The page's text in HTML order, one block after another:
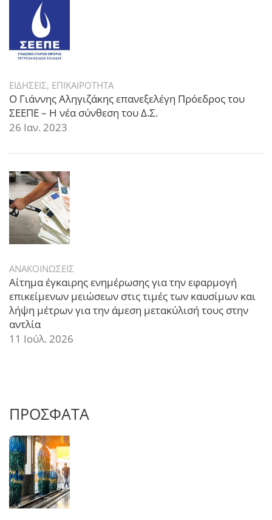
ΕΙΔΗΣΕΙΣ, ΕΠΙΚΑΙΡΟΤΗΤΑ
Ο Γιάννης Αληγιζάκης επανεξελέγη Πρόεδρος του
ΣΕΕΠΕ – Η νέα σύνθεση του Δ.Σ.
26 Ιαν. 2023
ΑΝΑΚΟΙΝΩΣΕΙΣ
Αίτημα έγκαιρης ενημέρωσης για την εφαρμογή
επικείμενων μειώσεων στις τιμές των καυσίμων και
λήψη μέτρων για την άμεση μετακύλισή τους στην
αντλία
11 Ιούλ. 2026
ΠΡΟΣΦΑΤΑ